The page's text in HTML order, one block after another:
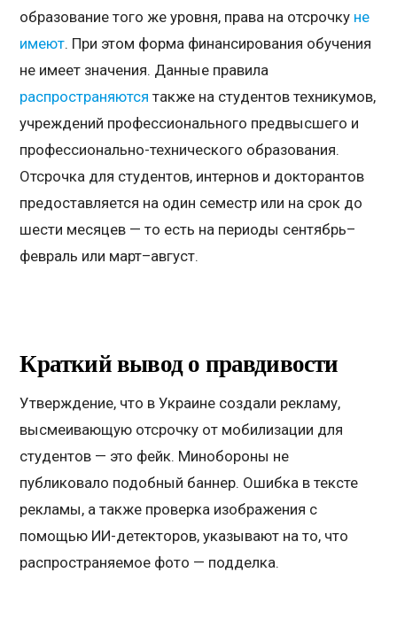
образование того же уровня, права на отсрочку не
имеют. При этом форма финансирования обучения
не имеет значения. Данные правила
распространяются также на студентов техникумов,
учреждений профессионального предвысшего и
профессионально-технического образования.
Отсрочка для студентов, интернов и докторантов
предоставляется на один семестр или на срок до
шести месяцев — то есть на периоды сентябрь–
февраль или март–август.
Краткий вывод о правдивости
Утверждение, что в Украине создали рекламу,
высмеивающую отсрочку от мобилизации для
студентов — это фейк. Минобороны не
публиковало подобный баннер. Ошибка в тексте
рекламы, а также проверка изображения с
помощью ИИ-детекторов, указывают на то, что
распространяемое фото — подделка.